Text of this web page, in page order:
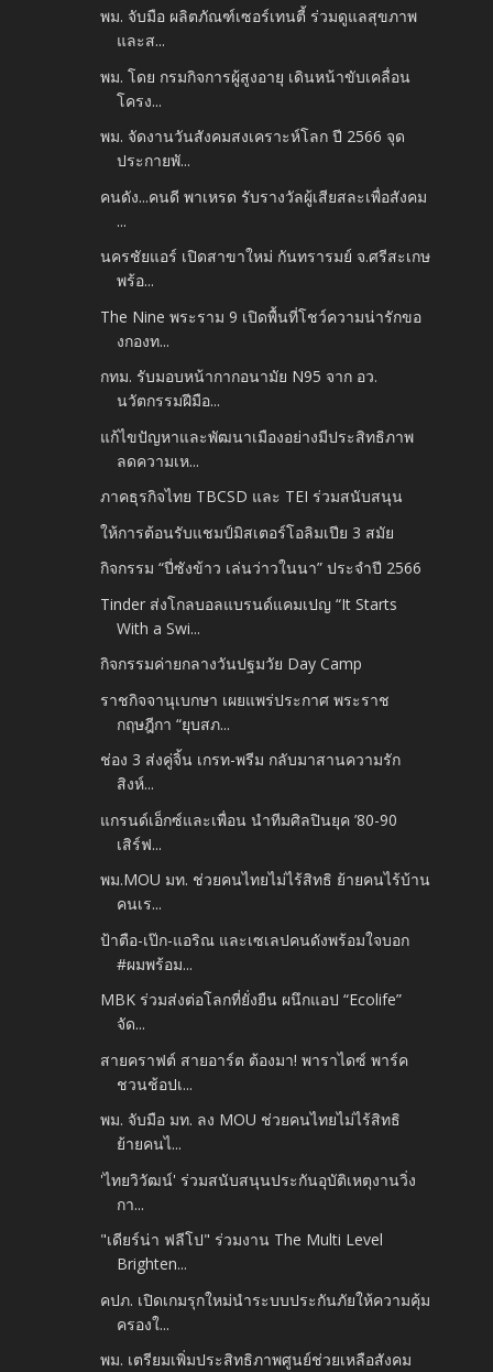
พม. จับมือ ผลิตภัณฑ์เซอร์เทนตี้ ร่วมดูแลสุขภาพ
และส...
พม. โดย กรมกิจการผู้สูงอายุ เดินหน้าขับเคลื่อน
โครง...
พม. จัดงานวันสังคมสงเคราะห์โลก ปี 2566 จุด
ประกายพั...
คนดัง...คนดี พาเหรด รับรางวัลผู้เสียสละเพื่อสังคม
...
นครชัยแอร์ เปิดสาขาใหม่ กันทรารมย์ จ.ศรีสะเกษ
พร้อ...
The Nine พระราม 9 เปิดพื้นที่โชว์ความน่ารักขอ
งกองท...
กทม. รับมอบหน้ากากอนามัย N95 จาก อว.
นวัตกรรมฝีมือ...
แก้ไขปัญหาและพัฒนาเมืองอย่างมีประสิทธิภาพ
ลดความเห...
ภาคธุรกิจไทย TBCSD และ TEI ร่วมสนับสนุน
ให้การต้อนรับแชมป์มิสเตอร์โอลิมเปีย 3 สมัย
กิจกรรม “ปี่ซังข้าว เล่นว่าวในนา” ประจำปี 2566
Tinder ส่งโกลบอลแบรนด์แคมเปญ “It Starts
With a Swi...
กิจกรรมค่ายกลางวันปฐมวัย Day Camp
ราชกิจจานุเบกษา เผยแพร่ประกาศ พระราช
กฤษฎีกา “ยุบสภ...
ช่อง 3 ส่งคู่จิ้น เกรท-พรีม กลับมาสานความรัก
สิงห์...
แกรนด์เอ็กซ์และเพื่อน นำทีมศิลปินยุค ’80-90
เสิร์ฟ...
พม.MOU มท. ช่วยคนไทยไม่ไร้สิทธิ ย้ายคนไร้บ้าน
คนเร...
ป้าตือ-เป๊ก-แอริณ และเซเลปคนดังพร้อมใจบอก
#ผมพร้อม...
MBK ร่วมส่งต่อโลกที่ยั่งยืน ผนึกแอป “Ecolife”
จัด...
สายคราฟต์ สายอาร์ต ต้องมา! พาราไดซ์ พาร์ค
ชวนช้อปเ...
พม. จับมือ มท. ลง MOU ช่วยคนไทยไม่ไร้สิทธิ
ย้ายคนไ...
'ไทยวิวัฒน์' ร่วมสนับสนุนประกันอุบัติเหตุงานวิ่ง
กา...
"เดียร์น่า ฟลีโป" ร่วมงาน The Multi Level
Brighten...
คปภ. เปิดเกมรุกใหม่นำระบบประกันภัยให้ความคุ้ม
ครองใ...
พม. เตรียมเพิ่มประสิทธิภาพศูนย์ช่วยเหลือสังคม